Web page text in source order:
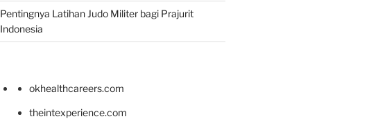
Pentingnya Latihan Judo Militer bagi Prajurit
Indonesia
okhealthcareers.com
theintexperience.com